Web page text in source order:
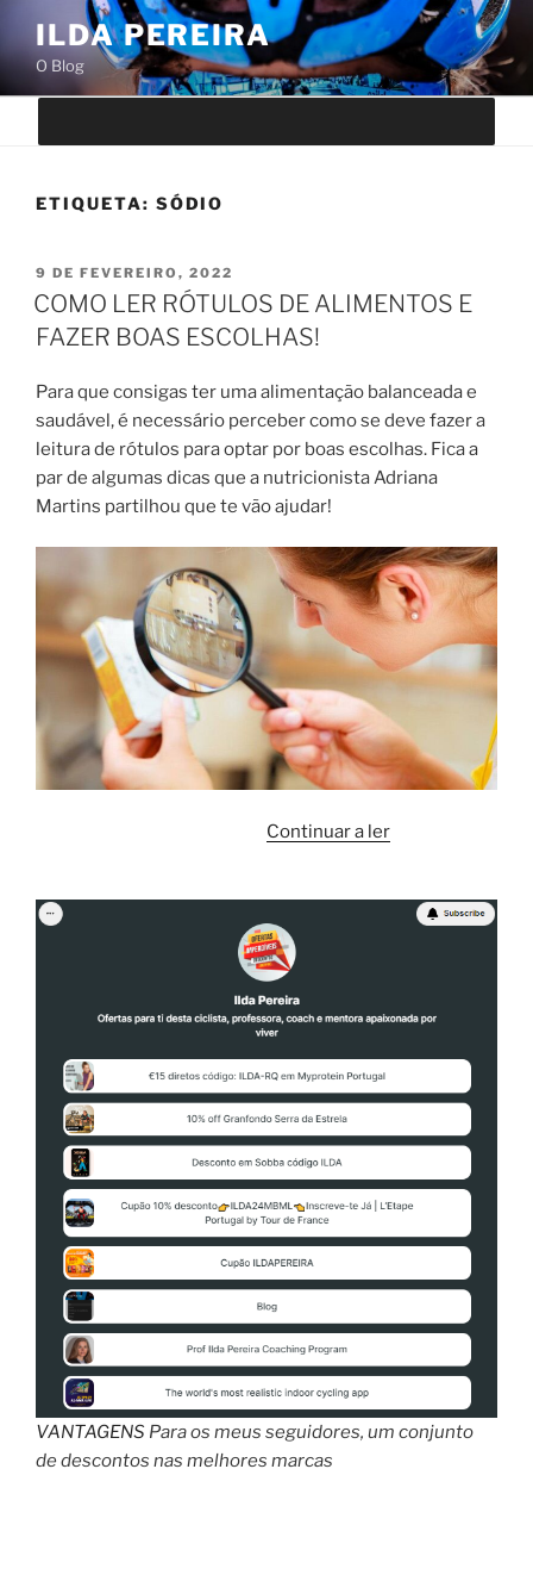
o
conteúdo
ILDA PEREIRA
O Blog
ETIQUETA: SÓDIO
PUBLICADO
EM
9 DE FEVEREIRO, 2022
COMO LER RÓTULOS DE ALIMENTOS E
FAZER BOAS ESCOLHAS!
Para que consigas ter uma alimentação balanceada e
saudável, é necessário perceber como se deve fazer a
leitura de rótulos para optar por boas escolhas. Fica a
par de algumas dicas que a nutricionista Adriana
Martins partilhou que te vão ajudar!
Continuar a ler“COMO
BOAS
ESCOLHAS!”
VANTAGENS Para os meus seguidores, um conjunto
de descontos nas melhores marcas